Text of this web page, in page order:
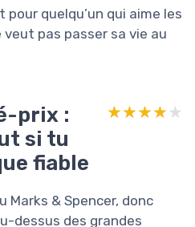
quelqu’un qui aime les
pas passer sa vie au
prix :
si tu
fiable
★★★★★
★★★★★
Marks & Spencer, donc
dessus des grandes